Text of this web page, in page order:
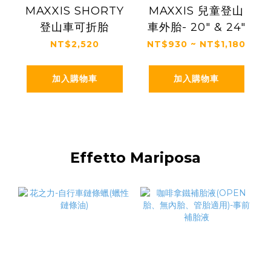
MAXXIS SHORTY
登山車可折胎
NT$2,520
加入購物車
MAXXIS 兒童登山
車外胎- 20" & 24"
NT$930 ~ NT$1,180
加入購物車
Effetto Mariposa